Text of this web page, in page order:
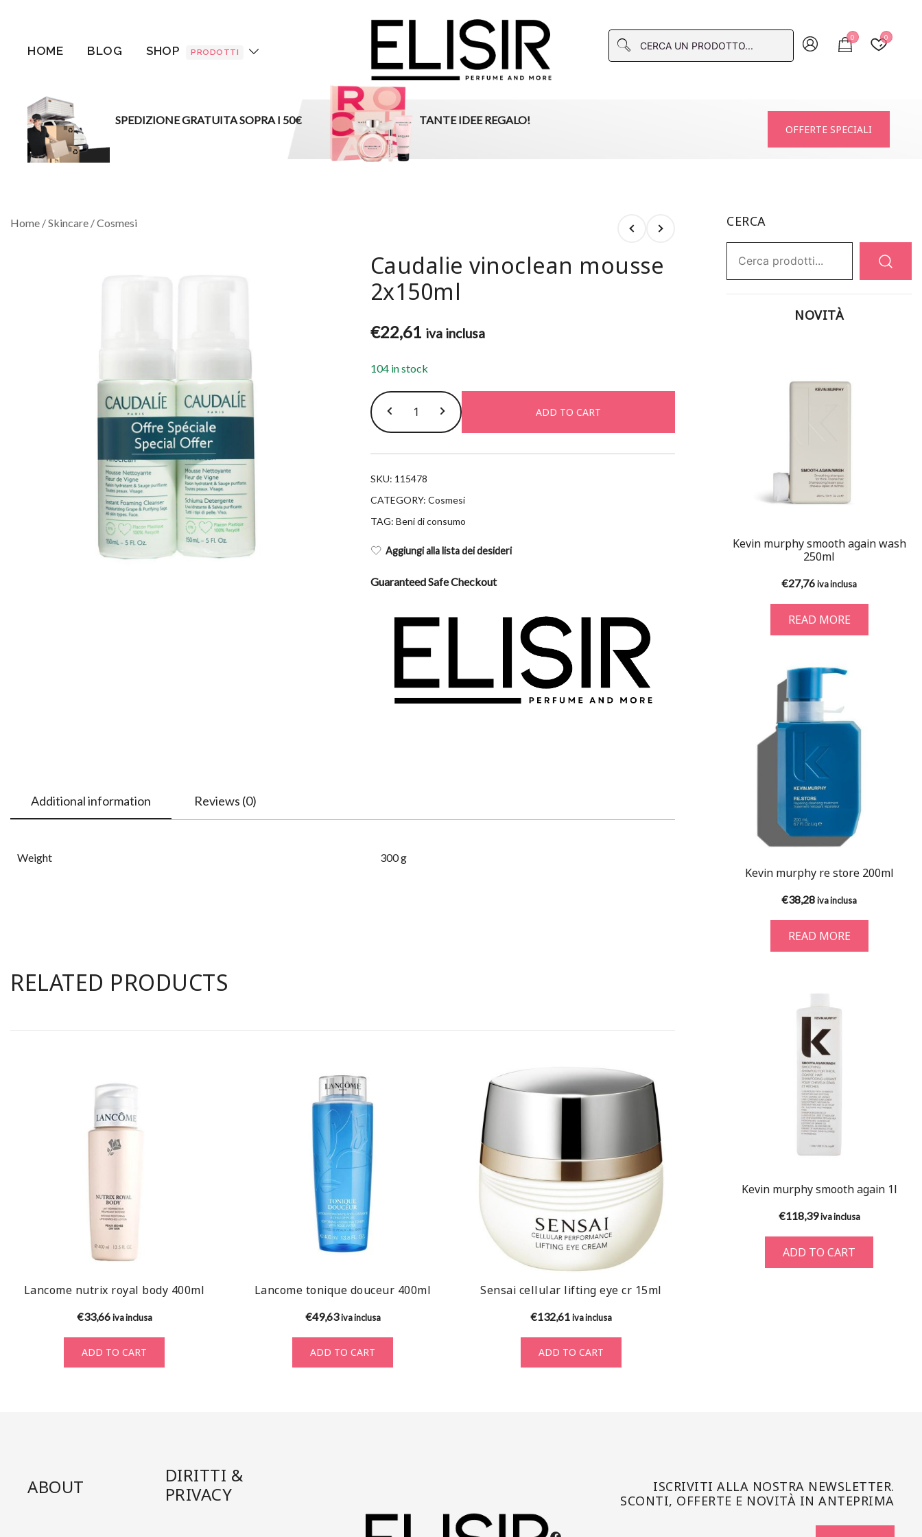
HOME BLOG SHOP PRODOTTI
ELISIR
La tua destinazione per il beauty, i profumi e la parafarmacia
0 0
SPEDIZIONE GRATUITA SOPRA I 50€ TANTE IDEE REGALO!
OFFERTE SPECIALI
Home /Skincare /Cosmesi
Caudalie vinoclean mousse
2x150ml
€22,61 iva inclusa
104 in stock
Caudalie
vinoclean
mousse
2x150ml
ADD TO CART
SKU: 115478
CATEGORY: Cosmesi
TAG: Beni di consumo
Aggiungi alla lista dei desideri
Guaranteed Safe Checkout
Additional information Reviews (0)
Weight 300 g
RELATED PRODUCTS
Lancome nutrix royal body 400ml
€33,66 iva inclusa
ADD TO CART
Lancome tonique douceur 400ml
€49,63 iva inclusa
ADD TO CART
Sensai cellular lifting eye cr 15ml
€132,61 iva inclusa
ADD TO CART
CERCA
NOVITÀ
Kevin murphy smooth again wash
250ml
€27,76iva inclusa
READ MORE
Kevin murphy re store 200ml
€38,28iva inclusa
READ MORE
Kevin murphy smooth again 1l
€118,39 iva inclusa
ADD TO CART
ABOUT
DIRITTI &
PRIVACY
ISCRIVITI ALLA NOSTRA NEWSLETTER.
SCONTI, OFFERTE E NOVITÀ IN ANTEPRIMA